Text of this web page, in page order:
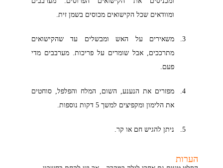
ומוודאים שכל הקישואים מכוסים בשמן זית.
משאירים על האש ומבשלים עד שהקישואים
מתרככים, אבל שומרים על פריכות. מערבבים מדי
פעם.
מפזרים את הנענע, השום, המלח והפלפל, סוחטים
את הלימון ומקפיצים למשך 5 דקות נוספות.
ניתן להגיש חם או קר.
הערות